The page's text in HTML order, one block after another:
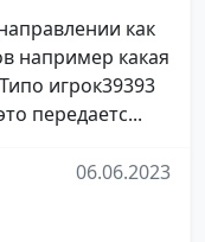
как
например какая
игрок39393
передаетс...
06.06.2023